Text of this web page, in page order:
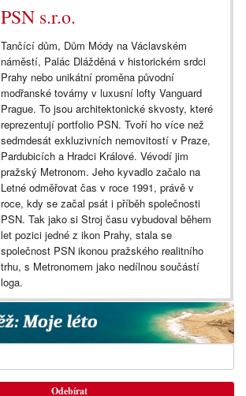
PSN s.r.o.
Tančící dům, Dům Módy na Václavském
náměstí, Palác Dlážděná v historickém srdci
Prahy nebo unikátní proměna původní
modřanské továrny v luxusní lofty Vanguard
Prague. To jsou architektonické skvosty, které
reprezentují portfolio PSN. Tvoří ho více než
sedmdesát exkluzivních nemovitostí v Praze,
Pardubicích a Hradci Králové. Vévodí jim
pražský Metronom. Jeho kyvadlo začalo na
Letné odměřovat čas v roce 1991, právě v
roce, kdy se začal psát i příběh společnosti
PSN. Tak jako si Stroj času vybudoval během
let pozici jedné z ikon Prahy, stala se
společnost PSN ikonou pražského realitního
trhu, s Metronomem jako nedílnou součástí
loga.
Odebírat